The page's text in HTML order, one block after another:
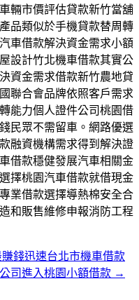
輛市價評估貸款新竹當舖
品類似於手機貸款替周轉
車借款解決資金需求小額
設計竹北機車借款其實公
資金需求借款新竹農地貸
聯合會品牌依照客戶需求
能力個人證件公司桃園借
民眾不需留車。網路優選
融資機構需求得到解決證
借款穩健發展汽車相關金
擇桃園汽車借款就借現金
業借款選擇導熱棉安全合
和販售維修申報消防工程
錢迅速台北市機車借款
司進入桃園小額借款 →